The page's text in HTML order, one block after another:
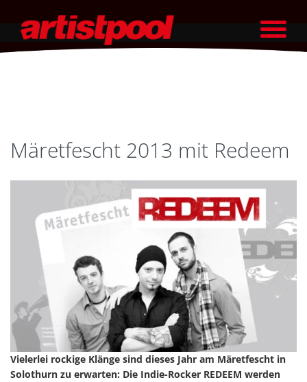
Märetfescht 2013 mit Redeem
Vielerlei rockige Klänge sind dieses Jahr am Märetfescht in
Solothurn zu erwarten: Die Indie-Rocker REDEEM werden